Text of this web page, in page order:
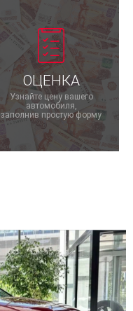
ОЦЕНКА
Узнайте цену вашего
автомобиля,
заполнив простую форму